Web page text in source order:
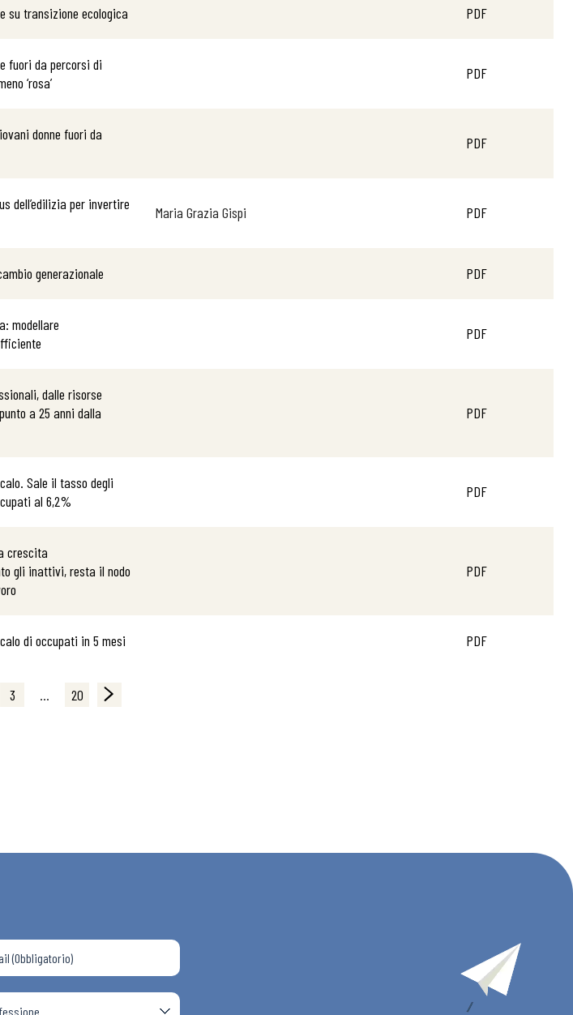
su transizione ecologica PDF
fuori da percorsi di
‘rosa’
PDF
donne fuori da
PDF
dell’edilizia per invertire
Maria Grazia Gispi PDF
generazionale PDF
modellare
PDF
dalle risorse
a 25 anni dalla
PDF
Sale il tasso degli
al 6,2%
PDF
crescita
gli inattivi, resta il nodo
PDF
di occupati in 5 mesi PDF
3 … 20